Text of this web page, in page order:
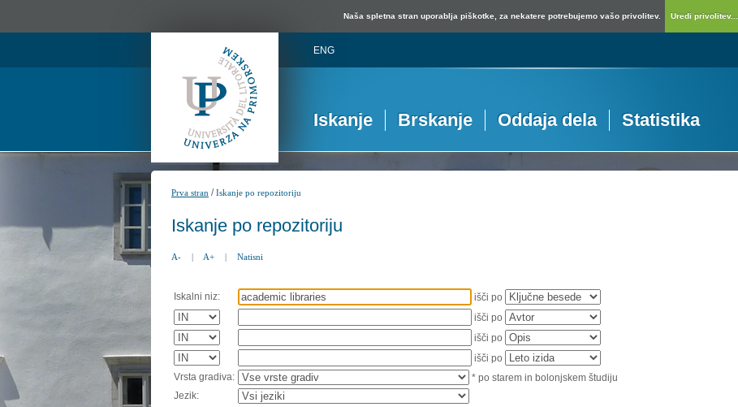
Naša spletna stran uporablja piškotke, za nekatere potrebujemo vašo privolitev. Uredi privolitev...
ENG
Iskanje Brskanje Oddaja dela Statistika
Prva stran /Iskanje po repozitoriju
Iskanje po repozitoriju
A- | A+ | Natisni
Iskalni niz:
išči po
išči po
išči po
išči po
Vrsta gradiva:
* po starem in bolonjskem študiju
Jezik: